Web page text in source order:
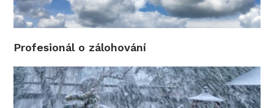
Profesionál o zálohování